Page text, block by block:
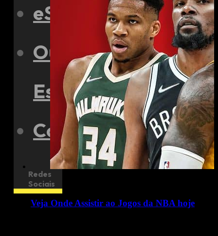
eSports
Outros
Esportes
Contato
Redes
Sociais
Veja Onde Assistir ao Jogos da NBA hoje